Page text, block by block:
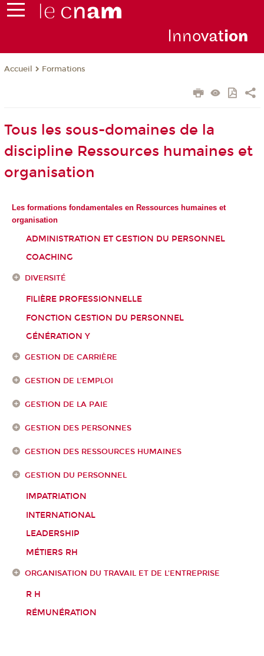
Innovation
Accueil Formations
Tous les sous-domaines de la
discipline Ressources humaines et
organisation
Les formations fondamentales en Ressources humaines et
organisation
ADMINISTRATION ET GESTION DU PERSONNEL
COACHING
DIVERSITÉ
FILIÈRE PROFESSIONNELLE
FONCTION GESTION DU PERSONNEL
GÉNÉRATION Y
GESTION DE CARRIÈRE
GESTION DE L'EMPLOI
GESTION DE LA PAIE
GESTION DES PERSONNES
GESTION DES RESSOURCES HUMAINES
GESTION DU PERSONNEL
IMPATRIATION
INTERNATIONAL
LEADERSHIP
MÉTIERS RH
ORGANISATION DU TRAVAIL ET DE L'ENTREPRISE
R H
RÉMUNÉRATION